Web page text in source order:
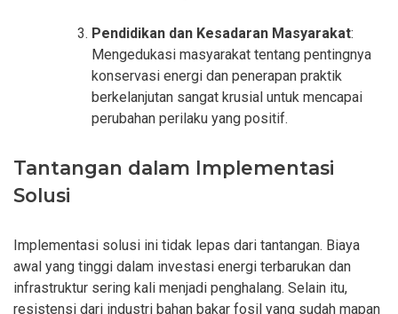
Pendidikan dan Kesadaran Masyarakat:
Mengedukasi masyarakat tentang pentingnya
konservasi energi dan penerapan praktik
berkelanjutan sangat krusial untuk mencapai
perubahan perilaku yang positif.
Tantangan dalam Implementasi
Solusi
Implementasi solusi ini tidak lepas dari tantangan. Biaya
awal yang tinggi dalam investasi energi terbarukan dan
infrastruktur sering kali menjadi penghalang. Selain itu,
resistensi dari industri bahan bakar fosil yang sudah mapan